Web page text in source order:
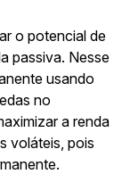
o potencial de
passiva. Nesse
usando
no
a renda
voláteis, pois